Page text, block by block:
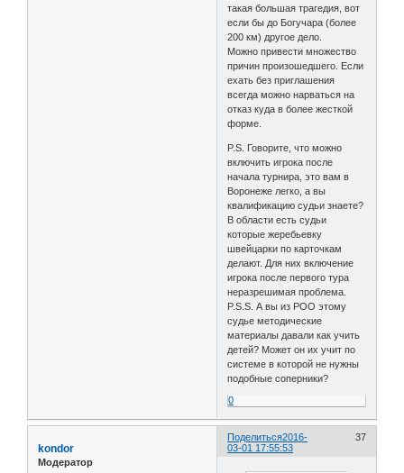
такая большая трагедия, вот
если бы до Богучара (более
200 км) другое дело.
Можно привести множество
причин произошедшего. Если
ехать без приглашения
всегда можно нарваться на
отказ куда в более жесткой
форме.
P.S. Говорите, что можно
включить игрока после
начала турнира, это вам в
Воронеже легко, а вы
квалификацию судьи знаете?
В области есть судьи
которые жеребьевку
швейцарки по карточкам
делают. Для них включение
игрока после первого тура
неразрешимая проблема.
P.S.S. А вы из РОО этому
судье методические
материалы давали как учить
детей? Может он их учит по
системе в которой не нужны
подобные соперники?
0
Поделиться 37
2016-
03-01 17:55:53
kondor
Модератор